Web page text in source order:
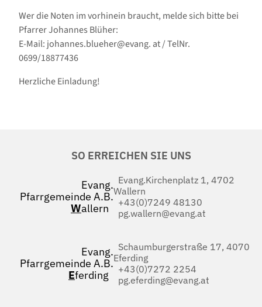
Wer die Noten im vorhinein braucht, melde sich bitte bei
Pfarrer Johannes Blüher:
E-Mail: johannes.blueher@evang. at / TelNr.
0699/18877436
Herzliche Einladung!
SO ERREICHEN SIE UNS
Evang.
Pfarrgemeinde A.B.
Wallern
Evang.Kirchenplatz 1, 4702
Wallern
+43(0)7249 48130
pg.wallern@evang.at
Evang.
Pfarrgemeinde A.B.
Eferding
Schaumburgerstraße 17, 4070
Eferding
+43(0)7272 2254
pg.eferding@evang.at